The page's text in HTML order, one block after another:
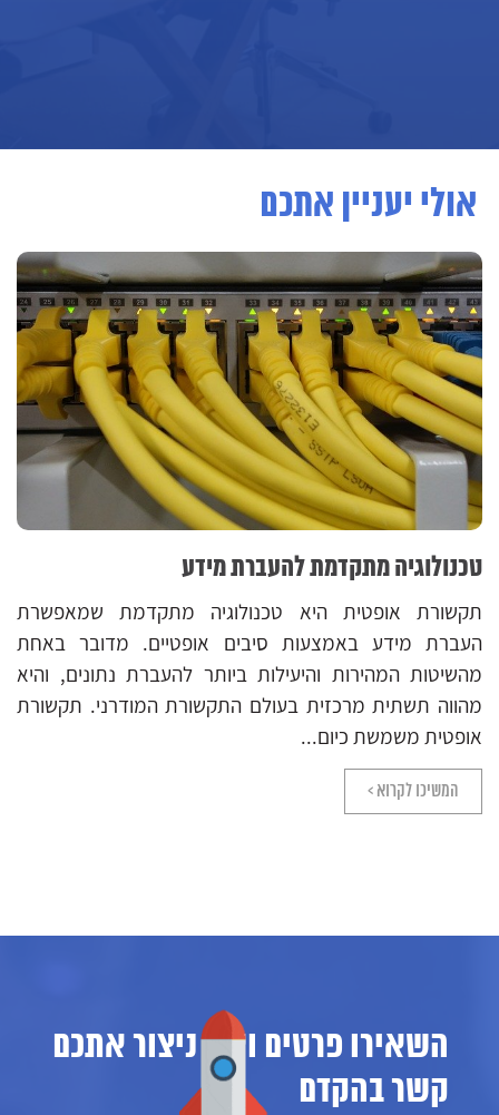
אולי יעניין אתכם
להעברת מידע
היא טכנולוגיה מתקדמת שמאפשרת
סיבים אופטיים. מדובר באחת
והיעילות ביותר להעברת נתונים, והיא
בעולם התקשורת המודרני. תקשורת
בעידן
מערכת
בין מכשירים
אלו כוללות
השאירו פרטים ואנו ניצור אתכם
קשר בהקדם